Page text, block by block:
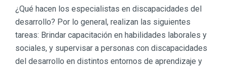
¿Qué hacen los especialistas en discapacidades del
desarrollo? Por lo general, realizan las siguientes
tareas: Brindar capacitación en habilidades laborales y
sociales, y supervisar a personas con discapacidades
del desarrollo en distintos entornos de aprendizaje y